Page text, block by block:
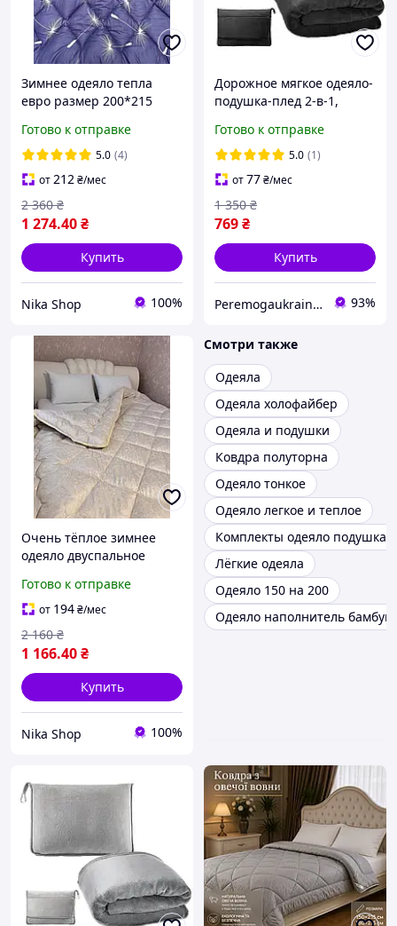
Зимнее одеяло тепла
евро размер 200*215
одеяла Зимнее одеяло
хорошего качества от
производителя
Готово к отправке
5.0 (4)
от212₴/мес
1 274.40₴
2 360 ₴
Купить
Nika Shop 100%
Дорожное мягкое одеяло-
подушка-плед 2-в-1,
KT7003902
универсальное для
путешествий faraon
Готово к отправке
5.0 (1)
от77₴/мес
769₴
1 350 ₴
Купить
Peremogaukraine.com Милитарные товары и снаряжение 93%
Очень тёплое зимнее
одеяло двуспальное
стёбаное. Мягкие теплые
зимние одеяла от
производителя
Готово к отправке
от 194₴/мес
1 166.40₴
2 160 ₴
Купить
Nika Shop 100%
Смотри также
Одеяла
Одеяла холофайбер
Одеяла и подушки
Ковдра полуторна
Одеяло тонкое
Одеяло легкое и теплое
Комплекты одеяло подушка
Лёгкие одеяла
Одеяло 150 на 200
Одеяло наполнитель бамбук